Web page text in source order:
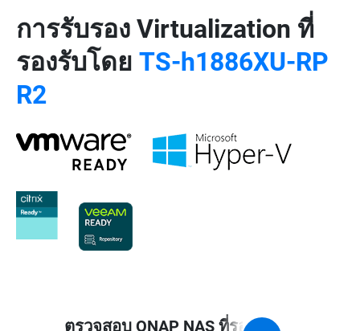
การรับรอง Virtualization ที่
รองรับโดย TS-h1886XU-RP
R2
ตรวจสอบ QNAP NAS ที่รองรับ